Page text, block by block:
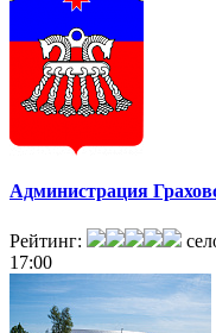
Администрация
Рейтинг:
17:00